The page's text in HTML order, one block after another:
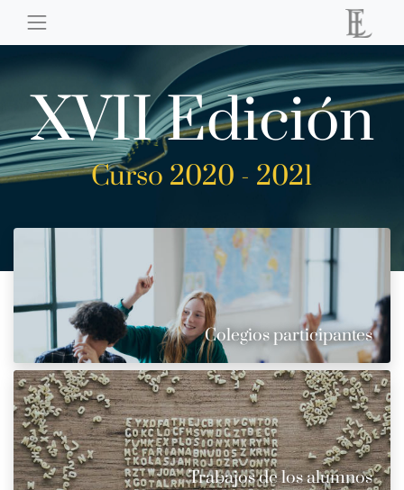
XVII Edición
Curso 2020 - 2021
Colegios participantes
Trabajos de los alumnos